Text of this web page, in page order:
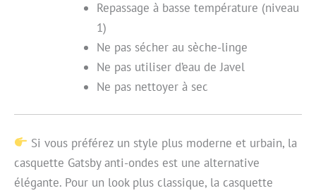
Repassage à basse température (niveau
1)
Ne pas sécher au sèche-linge
Ne pas utiliser d’eau de Javel
Ne pas nettoyer à sec
Si vous préférez un style plus moderne et urbain, la
casquette Gatsby anti-ondes est une alternative
élégante. Pour un look plus classique, la casquette